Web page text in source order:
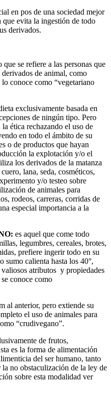
en pos de una sociedad mejor
que evita la ingestión de todo
derivados.
que se refiere a las personas que
de animal, como
conoce como “vegetariano
exclusivamente basada en
de ningún tipo. Pero
ética rechazando el uso de
en todo el ámbito de su
o de productos que hayan
la explotación y/o el
los derivados de la matanza
lana, seda, cosméticos,
y/o testeo sobre
de animales para
rodeos, carreras, corridas de
especial importancia a la
es aquel que come todo
legumbres, cereales, brotes,
prefiere ingerir todo en su
sumo calienta hasta los 40°,
atributos y propiedades
conoce como
al anterior, pero extiende su
el uso de animales para
“crudivegano”.
de frutos,
es la forma de alimentación
del ser humano, tanto
no obstaculización de la ley de
sobre esta modalidad ver